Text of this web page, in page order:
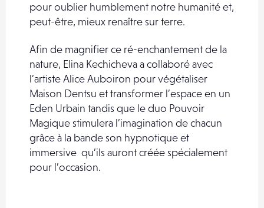
pour oublier humblement notre humanité et,
peut-être, mieux renaître sur terre.
Afin de magnifier ce ré-enchantement de la
nature, Elina Kechicheva a collaboré avec
l’artiste Alice Auboiron pour végétaliser
Maison Dentsu et transformer l’espace en un
Eden Urbain tandis que le duo Pouvoir
Magique stimulera l’imagination de chacun
grâce à la bande son hypnotique et
immersive qu’ils auront créée spécialement
pour l’occasion.